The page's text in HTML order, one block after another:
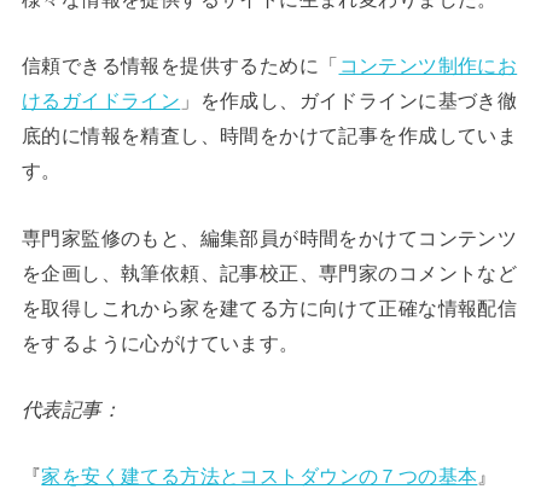
信頼できる情報を提供するために「 コンテンツ制作にお
けるガイドライン 」を作成し、ガイドラインに基づき徹
底的に情報を精査し、時間をかけて記事を作成していま
す。
専門家監修のもと、編集部員が時間をかけてコンテンツ
を企画し、執筆依頼、記事校正、専門家のコメントなど
を取得しこれから家を建てる方に向けて正確な情報配信
をするように心がけています。
代表記事：
『家を安く建てる方法とコストダウンの７つの基本 』